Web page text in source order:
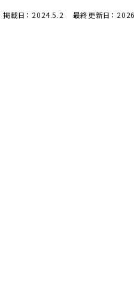
セキスイハイムまちづく
掲載日： 2024.5.2 最終更新日：